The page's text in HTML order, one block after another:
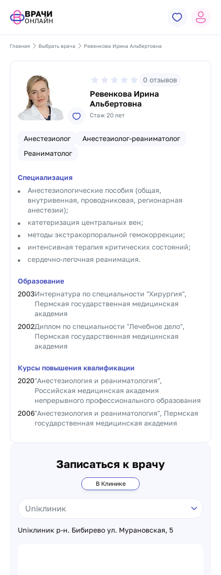
ВРАЧИ
ОНЛАЙН
Главная Выбрать врача Ревенкова Ирина Альбертовна
0 отзывов
Ревенкова Ирина
Альбертовна
Стаж 20 лет
Анестезиолог
Анестезиолог-реаниматолог
Реаниматолог
Специализация
Анестезиологические пособия (общая,
внутривенная, проводниковая, регионарная
анестезии);
катетеризация центральных вен;
методы экстракорпоральной гемокоррекции;
интенсивная терапия критических состояний;
сердечно-легочная реанимация.
Образование
2003Интернатура по специальности "Хирургия",
Пермская государственная медицинская
академия
2002Диплом по специальности "Лечебное дело",
Пермская государственная медицинская
академия
Курсы повышения квалификации
2020"Анестезиология и реаниматология",
Российская медицинская академия
непрерывного профессионального образования
2006"Анестезиология и реаниматология", Пермская
государственная медицинская академия
Записаться к врачу
В Клинике
Uniклиник р-н. Бибирево ул. Мурановская, 5